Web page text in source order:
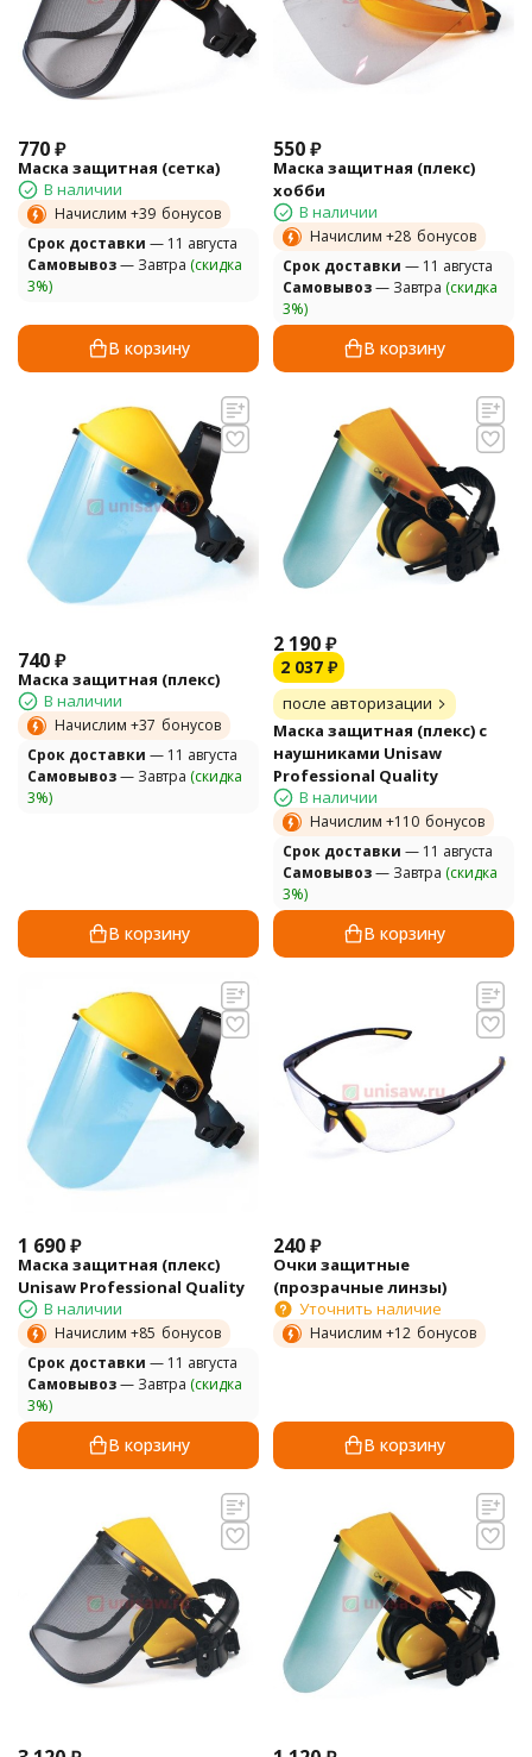
770₽
Маска защитная (сетка)
В наличии
Начислим +39 бонусов
Cрок доставки — 11 августа
Самовывоз— Завтра (скидка
3%)
В корзину
550₽
Маска защитная (плекс)
хобби
В наличии
Начислим +28 бонусов
Cрок доставки — 11 августа
Самовывоз— Завтра (скидка
3%)
В корзину
740₽
Маска защитная (плекс)
В наличии
Начислим +37 бонусов
Cрок доставки — 11 августа
Самовывоз— Завтра (скидка
3%)
В корзину
2 190₽
2 037 ₽
после авторизации
Маска защитная (плекс) с
наушниками Unisaw
Professional Quality
В наличии
Начислим +110 бонусов
Cрок доставки — 11 августа
Самовывоз— Завтра (скидка
3%)
В корзину
1 690₽
Маска защитная (плекс)
Unisaw Professional Quality
В наличии
Начислим +85 бонусов
Cрок доставки — 11 августа
Самовывоз— Завтра (скидка
3%)
В корзину
240₽
Очки защитные
(прозрачные линзы)
Уточнить наличие
Начислим +12 бонусов
В корзину